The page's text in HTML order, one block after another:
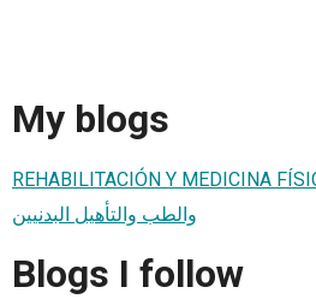
My blogs
REHABILITACIÓN Y MEDICINA
والطب والتأهيل البدنيين
Blogs I follow